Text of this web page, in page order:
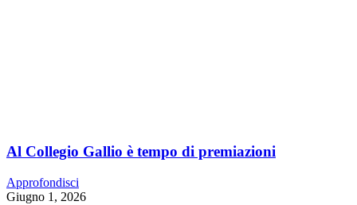
Al Collegio Gallio è tempo di premiazioni
Approfondisci
Giugno 1, 2026